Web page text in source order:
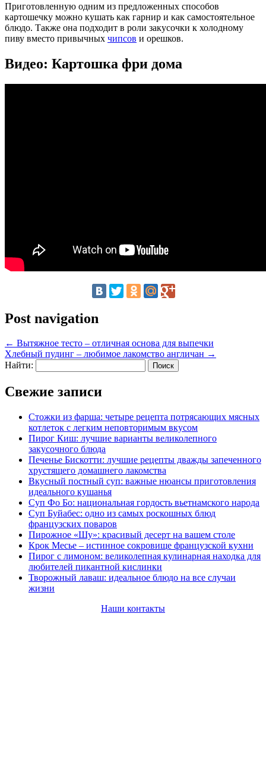
Приготовленную одним из предложенных способов
картошечку можно кушать как гарнир и как самостоятельное
блюдо. Также она подходит в роли закусочки к холодному
пиву вместо привычных чипсов и орешков.
Видео: Картошка фри дома
Post navigation
← Вытяжное тесто – отличная основа для выпечки
Хлебный пудинг – любимое лакомство англичан →
Найти:
Свежие записи
Стожки из фарша: четыре рецепта потрясающих мясных
котлеток с легким неповторимым вкусом
Пирог Киш: лучшие варианты великолепного
закусочного блюда
Печенье Бискотти: лучшие рецепты дважды запеченного
хрустящего домашнего лакомства
Вкусный постный суп: важные нюансы приготовления
идеального кушанья
Суп Фо Бо: национальная гордость вьетнамского народа
Суп Буйабес: одно из самых роскошных блюд
французских поваров
Пирожное «Шу»: красивый десерт на вашем столе
Крок Месье – истинное сокровище французской кухни
Пирог с лимоном: великолепная кулинарная находка для
любителей пикантной кислинки
Творожный лаваш: идеальное блюдо на все случаи
жизни
Наши контакты